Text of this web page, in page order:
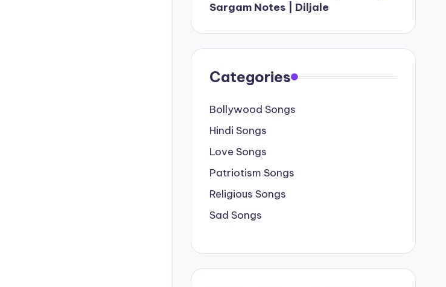
Sargam Notes | Diljale
Categories
Bollywood Songs
Hindi Songs
Love Songs
Patriotism Songs
Religious Songs
Sad Songs